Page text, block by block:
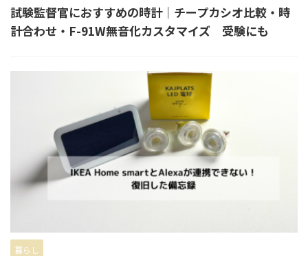
試験監督官におすすめの時計｜チープカシオ比較・時
計合わせ・F-91W無音化カスタマイズ 受験にも
暮らし